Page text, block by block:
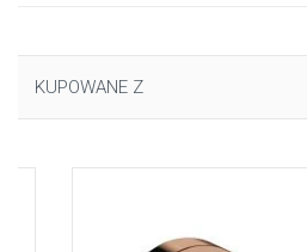
KUPOWANE Z